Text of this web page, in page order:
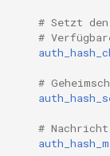
jit-uuid
jsonrpc-batch
jump-
# Setzt
#
#
#